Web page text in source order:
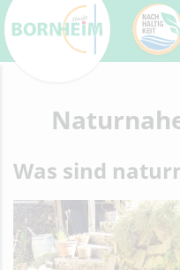
Zurück
Was sind